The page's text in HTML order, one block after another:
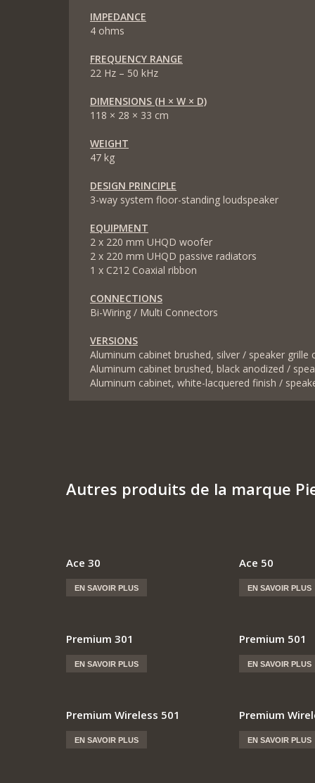
IMPEDANCE
4 ohms
FREQUENCY RANGE
22 Hz – 50 kHz
DIMENSIONS (H × W × D)
118 × 28 × 33 cm
WEIGHT
47 kg
DESIGN PRINCIPLE
3-way system floor-standing loudspeaker
EQUIPMENT
2 x 220 mm UHQD woofer
2 x 220 mm UHQD passive radiators
1 x C212 Coaxial ribbon
CONNECTIONS
Bi-Wiring / Multi Connectors
VERSIONS
Aluminum cabinet brushed, silver / speaker grille
Aluminum cabinet brushed, black anodized /
Aluminum cabinet, white-lacquered finish /
Autres produits de la marque
Ace 30
EN SAVOIR PLUS
Ace 50
EN SAVOIR PLUS
Premium 301
EN SAVOIR PLUS
Premium 501
EN SAVOIR PLUS
Premium Wireless 501
EN SAVOIR PLUS
Premium
EN SAVOIR PLUS